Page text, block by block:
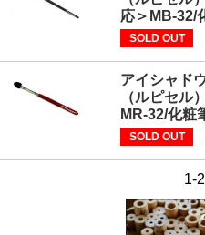
応＞MB-32/
SOLD OUT
アイシャド
（ルピセル
MR-32/化粧
SOLD OUT
1-